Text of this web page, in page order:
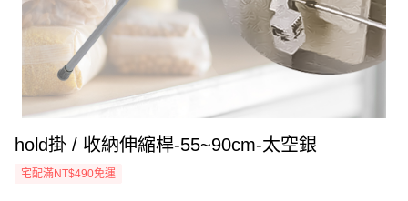
hold掛 / 收納伸縮桿-55~90cm-太空銀
宅配滿NT$490免運